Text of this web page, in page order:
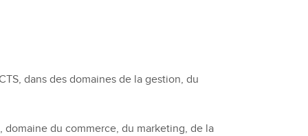
dans des domaines de la gestion, du
domaine du commerce, du marketing, de la